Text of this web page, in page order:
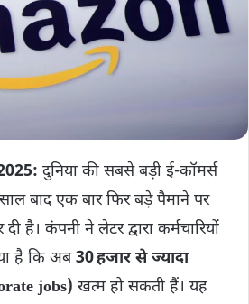
दुनिया की सबसे बड़ी ई‑कॉमर्स
बाद एक बार फिर बड़े पैमाने पर
है। कंपनी ने लेटर द्वारा कर्मचारियों
है कि अब30 हजार से ज्यादा
jobs) खत्म हो सकती हैं। यह